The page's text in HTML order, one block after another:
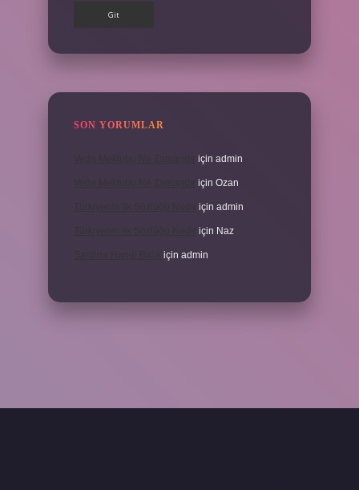
SON YORUMLAR
için admin
için Ozan
için admin
için Naz
için admin